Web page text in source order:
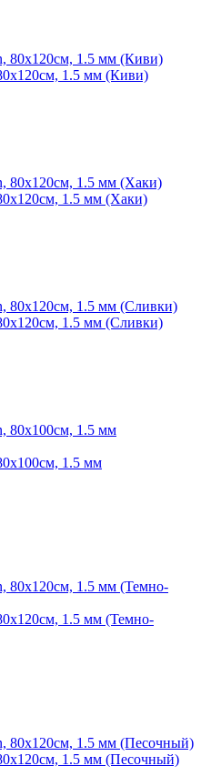
1.5 мм (Киви)
1.5 мм (Хаки)
1.5 мм (Сливки)
1.5 мм
1.5 мм (Темно-
1.5 мм (Песочный)